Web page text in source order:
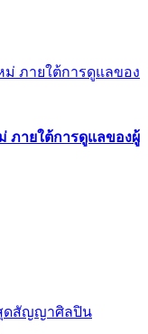
ภายใต้การดูแลของผู้